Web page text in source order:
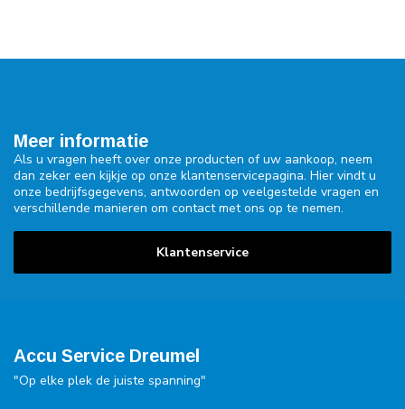
Meer informatie
Als u vragen heeft over onze producten of uw aankoop, neem
dan zeker een kijkje op onze klantenservicepagina. Hier vindt u
onze bedrijfsgegevens, antwoorden op veelgestelde vragen en
verschillende manieren om contact met ons op te nemen.
Klantenservice
Accu Service Dreumel
"Op elke plek de juiste spanning"